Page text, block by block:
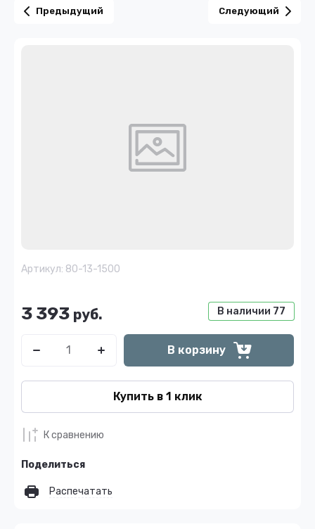
Предыдущий Следующий
Артикул: 80-13-1500
В наличии 77
3 393 руб.
В корзину
Купить в 1 клик
К сравнению
Поделиться
Распечатать